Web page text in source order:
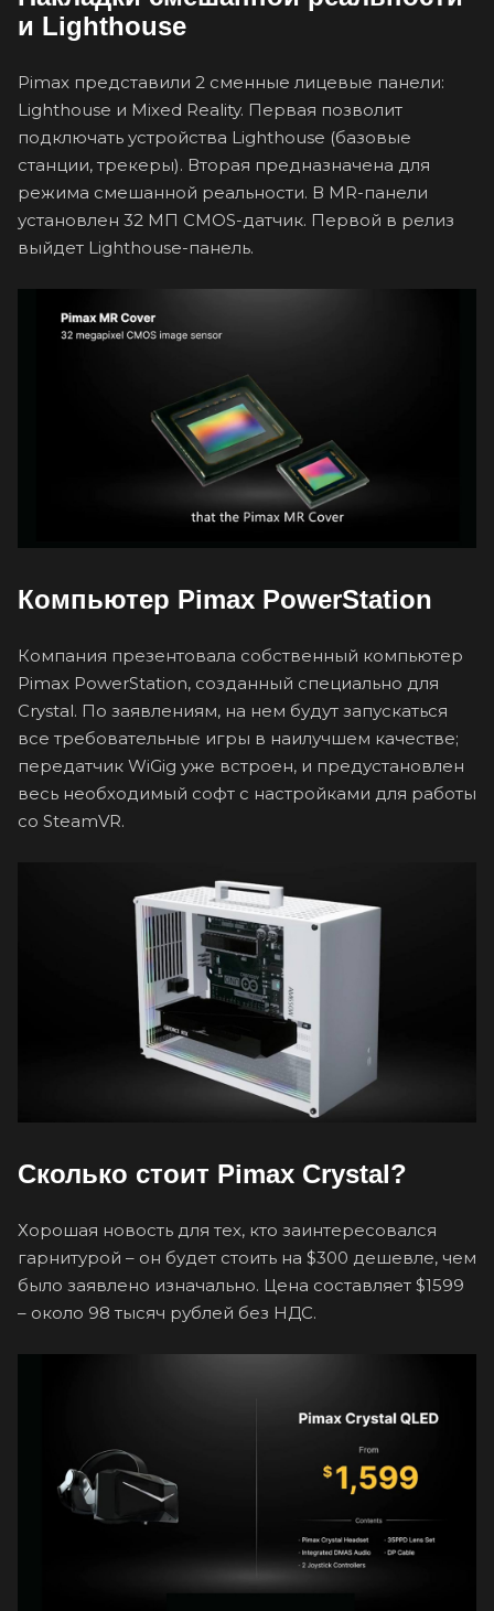
и Lighthouse
Pimax представили 2 сменные лицевые панели:
Lighthouse и Mixed Reality. Первая позволит
подключать устройства Lighthouse (базовые
станции, трекеры). Вторая предназначена для
режима смешанной реальности. В MR-панели
установлен 32 МП CMOS-датчик. Первой в релиз
выйдет Lighthouse-панель.
Компьютер Pimax PowerStation
Компания презентовала собственный компьютер
Pimax PowerStation, созданный специально для
Crystal. По заявлениям, на нем будут запускаться
все требовательные игры в наилучшем качестве;
передатчик WiGig уже встроен, и предустановлен
весь необходимый софт с настройками для работы
со SteamVR.
Сколько стоит Pimax Crystal?
Хорошая новость для тех, кто заинтересовался
гарнитурой – он будет стоить на $300 дешевле, чем
было заявлено изначально. Цена составляет $1599
– около 98 тысяч рублей без НДС.